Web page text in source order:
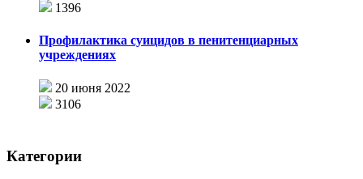
1396
Профилактика суицидов в пенитенциарных
учреждениях
20 июня 2022
3106
Категории